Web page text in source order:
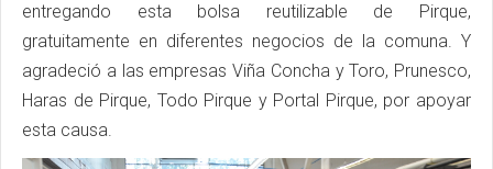
entregando esta bolsa reutilizable de Pirque,
gratuitamente en diferentes negocios de la comuna. Y
agradeció a las empresas Viña Concha y Toro, Prunesco,
Haras de Pirque, Todo Pirque y Portal Pirque, por apoyar
esta causa.